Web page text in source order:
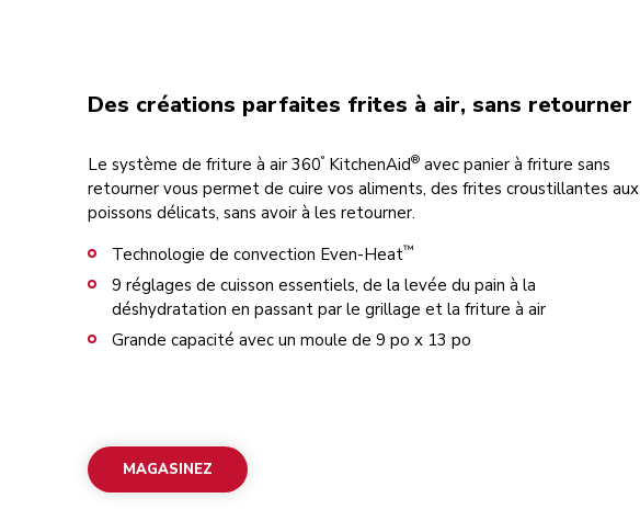
Des créations parfaites frites à air, sans retourner
Le système de friture à air 360° KitchenAid® avec panier à friture sans
retourner vous permet de cuire vos aliments, des frites croustillantes aux
poissons délicats, sans avoir à les retourner.
Technologie de convection Even-Heat™
9 réglages de cuisson essentiels, de la levée du pain à la
déshydratation en passant par le grillage et la friture à air
Grande capacité avec un moule de 9 po x 13 po
MAGASINEZ